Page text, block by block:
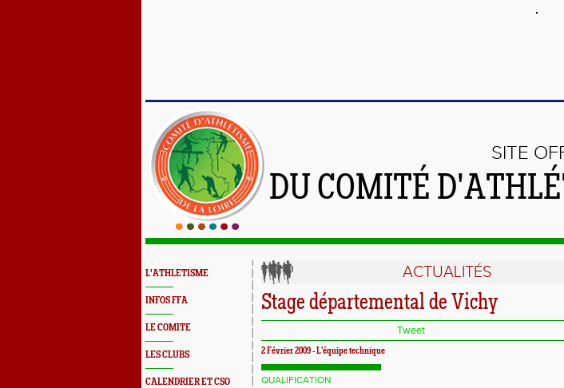
SITE
DU COMITÉ
L'ATHLETISME
INFOS FFA
LE COMITE
LES CLUBS
CALENDRIER ET CSO
ACTUALITÉS
Stage départemental de Vichy
Tweet
2 Février 2009 - L'équipe technique
QUALIFICATION